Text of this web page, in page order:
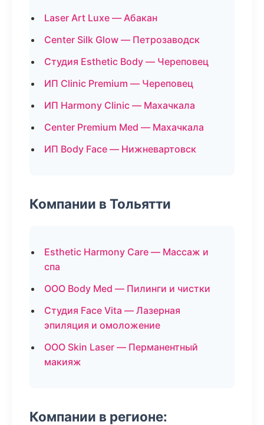
Laser Art Luxe — Абакан
Center Silk Glow — Петрозаводск
Студия Esthetic Body — Череповец
ИП Clinic Premium — Череповец
ИП Harmony Clinic — Махачкала
Center Premium Med — Махачкала
ИП Body Face — Нижневартовск
Компании в Тольятти
Esthetic Harmony Care — Массаж и
спа
ООО Body Med — Пилинги и чистки
Студия Face Vita — Лазерная
эпиляция и омоложение
ООО Skin Laser — Перманентный
макияж
Компании в регионе: